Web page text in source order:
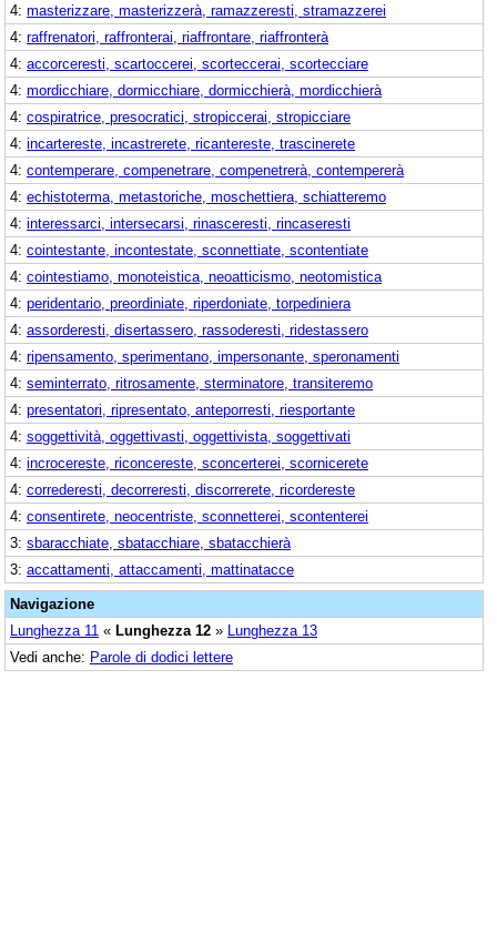
4: masterizzare, masterizzerà, ramazzeresti, stramazzerei
4: raffrenatori, raffronterai, riaffrontare, riaffronterà
4: accorceresti, scartoccerei, scorteccerai, scortecciare
4: mordicchiare, dormicchiare, dormicchierà, mordicchierà
4: cospiratrice, presocratici, stropiccerai, stropicciare
4: incartereste, incastrerete, ricantereste, trascinerete
4: contemperare, compenetrare, compenetrerà, contempererà
4: echistoterma, metastoriche, moschettiera, schiatteremo
4: interessarci, intersecarsi, rinasceresti, rincaseresti
4: cointestante, incontestate, sconnettiate, scontentiate
4: cointestiamo, monoteistica, neoatticismo, neotomistica
4: peridentario, preordiniate, riperdoniate, torpediniera
4: assorderesti, disertassero, rassoderesti, ridestassero
4: ripensamento, sperimentano, impersonante, speronamenti
4: seminterrato, ritrosamente, sterminatore, transiteremo
4: presentatori, ripresentato, anteporresti, riesportante
4: soggettività, oggettivasti, oggettivista, soggettivati
4: incrocereste, riconcereste, sconcerterei, scornicerete
4: correderesti, decorreresti, discorrerete, ricordereste
4: consentirete, neocentriste, sconnetterei, scontenterei
3: sbaracchiate, sbatacchiare, sbatacchierà
3: accattamenti, attaccamenti, mattinatacce
Navigazione
Lunghezza 11 « Lunghezza 12 » Lunghezza 13
Vedi anche: Parole di dodici lettere